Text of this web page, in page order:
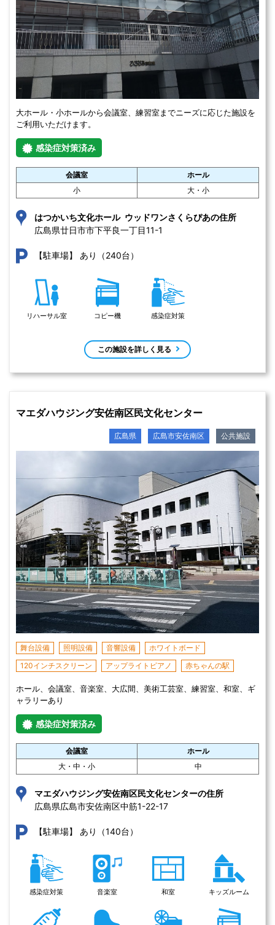
大ホール・小ホールから会議室、練習室までニーズに応じた施設を
ご利用いただけます。
感染症対策済み
会議室
ホール
小
大・小
はつかいち文化ホール ウッドワンさくらぴあの住所
広島県廿日市市下平良一丁目11-1
【駐車場】 あり（240台）
リハーサル室 コピー機 感染症対策
この施設を詳しく見る
マエダハウジング安佐南区民文化センター
広島県 広島市安佐南区 公共施設
舞台設備 照明設備 音響設備
ホワイトボード
120インチスクリーン
アップライトピアノ 赤ちゃんの駅
ホール、会議室、音楽室、大広間、美術工芸室、練習室、和室、ギ
ャラリーあり
感染症対策済み
会議室
ホール
大・中・小
中
マエダハウジング安佐南区民文化センターの住所
広島県広島市安佐南区中筋1-22-17
【駐車場】 あり（140台）
感染症対策 音楽室 和室 キッズルーム